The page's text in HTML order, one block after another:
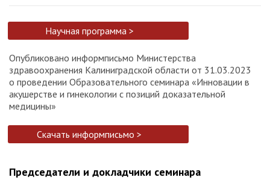
Научная программа >
Опубликовано информписьмо Министерства
здравоохранения Калиниградской области от 31.03.2023
о проведении Образовательного семинара «Инновации в
акушерстве и гинекологии с позиций доказательной
медицины»
Скачать информписьмо >
Председатели и докладчики семинара